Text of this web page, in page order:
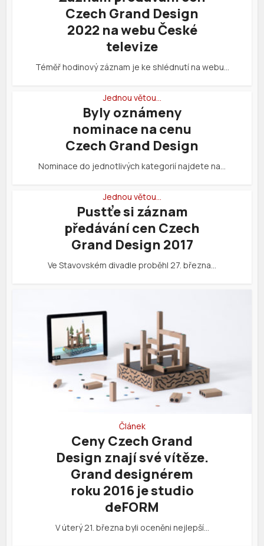
Czech Grand Design
2022 na webu České
televize
Téměř hodinový záznam je ke shlédnutí na webu…
Jednou větou…
Byly oznámeny
nominace na cenu
Czech Grand Design
Nominace do jednotlivých kategorií najdete na…
Jednou větou…
Pustťe si záznam
předávání cen Czech
Grand Design 2017
Ve Stavovském divadle proběhl 27. března…
Článek
Ceny Czech Grand
Design znají své vítěze.
Grand designérem
roku 2016 je studio
deFORM
V úterý 21. března byli oceněni nejlepší…